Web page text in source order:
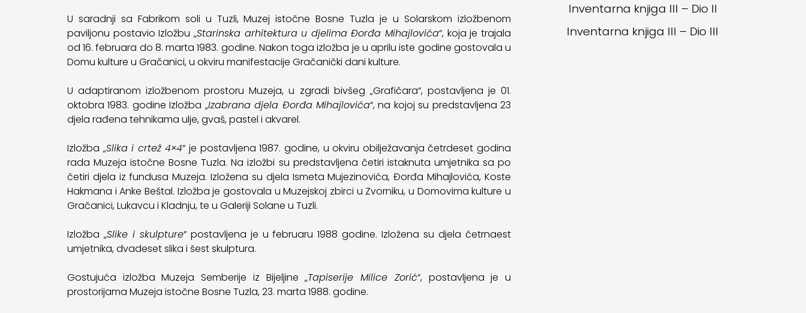
U saradnji sa Fabrikom soli u Tuzli, Muzej istočne Bosne Tuzla je u Solarskom izložbenom
paviljonu postavio Izložbu „Starinska arhitektura u djelima Đorđa Mihajlovića“, koja je trajala
od 16. februara do 8. marta 1983. godine. Nakon toga izložba je u aprilu iste godine gostovala u
Domu kulture u Gračanici, u okviru manifestacije Gračanički dani kulture.
U adaptiranom izložbenom prostoru Muzeja, u zgradi bivšeg „Grafičara“, postavljena je 01.
oktobra 1983. godine Izložba „Izabrana djela Đorđa Mihajlovića“, na kojoj su predstavljena 23
djela rađena tehnikama ulje, gvaš, pastel i akvarel.
Izložba „Slika i crtež 4×4“ je postavljena 1987. godine, u okviru obilježavanja četrdeset godina
rada Muzeja istočne Bosne Tuzla. Na izložbi su predstavljena četiri istaknuta umjetnika sa po
četiri djela iz fundusa Muzeja. Izložena su djela Ismeta Mujezinovića, Đorđa Mihajlovića, Koste
Hakmana i Anke Beštal. Izložba je gostovala u Muzejskoj zbirci u Zvorniku, u Domovima kulture u
Gračanici, Lukavcu i Kladnju, te u Galeriji Solane u Tuzli.
Izložba „Slike i skulpture“ postavljena je u februaru 1988 godine. Izložena su djela četrnaest
umjetnika, dvadeset slika i šest skulptura.
Gostujuća izložba Muzeja Semberije iz Bijeljine „Tapiserije Milice Zorić“, postavljena je u
prostorijama Muzeja istočne Bosne Tuzla, 23. marta 1988. godine.
Inventarna knjiga III – Dio II
Inventarna knjiga III – Dio III